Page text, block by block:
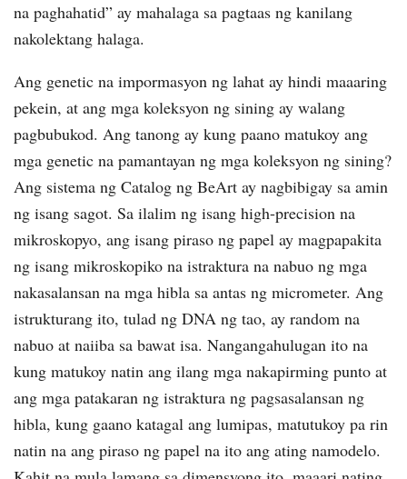
na paghahatid” ay mahalaga sa pagtaas ng kanilang
nakolektang halaga.
Ang genetic na impormasyon ng lahat ay hindi maaaring
pekein, at ang mga koleksyon ng sining ay walang
pagbubukod. Ang tanong ay kung paano matukoy ang
mga genetic na pamantayan ng mga koleksyon ng sining?
Ang sistema ng Catalog ng BeArt ay nagbibigay sa amin
ng isang sagot. Sa ilalim ng isang high-precision na
mikroskopyo, ang isang piraso ng papel ay magpapakita
ng isang mikroskopiko na istraktura na nabuo ng mga
nakasalansan na mga hibla sa antas ng micrometer. Ang
istrukturang ito, tulad ng DNA ng tao, ay random na
nabuo at naiiba sa bawat isa. Nangangahulugan ito na
kung matukoy natin ang ilang mga nakapirming punto at
ang mga patakaran ng istraktura ng pagsasalansan ng
hibla, kung gaano katagal ang lumipas, matutukoy pa rin
natin na ang piraso ng papel na ito ang ating namodelo.